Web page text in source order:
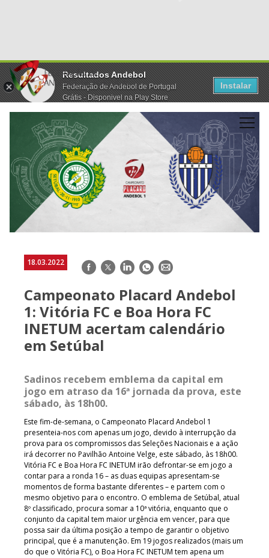
Resultados Andebol
Federação de Andebol de Portugal
Grátis - Disponivel na Play Store
Instalar
18.03.2022 Facebook
TwitterLinkedInWhatsApp
E-
Campeonato Placard Andebol
1: Vitória FC e Boa Hora FC
INETUM acertam calendário
em Setúbal
Sadinos recebem emblema da capital em
jogo em atraso da 16ª jornada da prova, este
sábado, às 18h00.
Este fim-de-semana, o Campeonato Placard Andebol 1
presenteia-nos com apenas um jogo, devido à interrupção da
prova para os compromissos das Seleções Nacionais e a ação
irá decorrer no Pavilhão Antoine Velge, este sábado, às 18h00.
Vitória FC e Boa Hora FC INETUM irão defrontar-se em jogo a
contar para a ronda 16 – as duas equipas apresentam-se
momentos de forma bastante diferentes – e partem com o
mesmo objetivo para o encontro. O emblema de Setúbal, atual
8º classificado, procura somar a 10ª vitória, enquanto que o
conjunto da capital tem maior urgência em vencer, para que
possa sair da última posição a tempo de garantir o objetivo
principal, que é a manutenção. Em 19 jogos realizados (mais um
do que o Vitória FC), o Boa Hora FC INETUM tem apena um